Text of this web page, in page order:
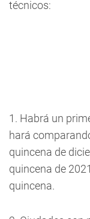
técnicos:
1. Habrá un
hará
quincena de
quincena de
quincena.